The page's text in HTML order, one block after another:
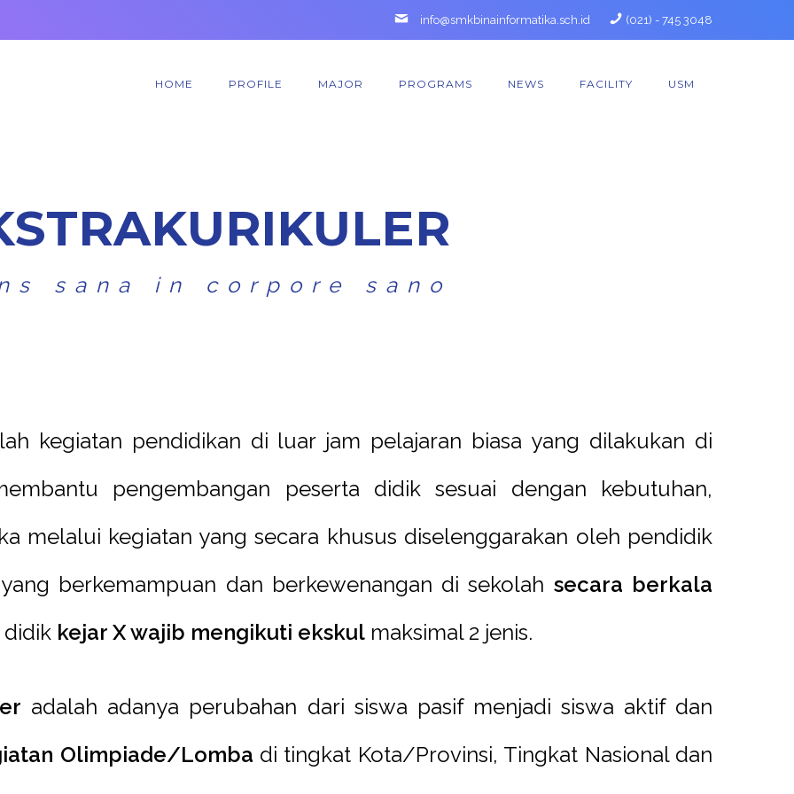
info@smkbinainformatika.sch.id (021) - 745 3048
HOME PROFILE MAJOR PROGRAMS NEWS FACILITY USM
STRAKURIKULER
sana in corpore sano
kegiatan pendidikan di luar jam pelajaran biasa yang dilakukan di
pengembangan peserta didik sesuai dengan kebutuhan,
melalui kegiatan yang secara khusus diselenggarakan oleh pendidik
berkemampuan dan berkewenangan di sekolah secara berkala
didik kejar X wajib mengikuti ekskul maksimal 2 jenis.
adalah adanya perubahan dari siswa pasif menjadi siswa aktif dan
Olimpiade/Lomba di tingkat Kota/Provinsi, Tingkat Nasional dan